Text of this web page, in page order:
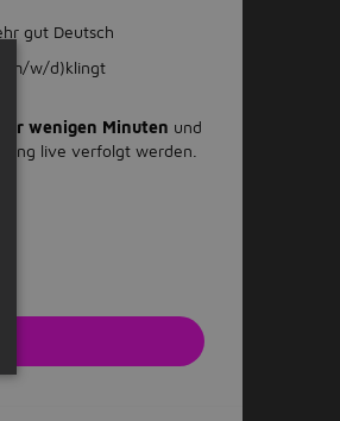
gut Deutsch
(m/w/d)klingt
nur wenigen Minuten und
live verfolgt werden.